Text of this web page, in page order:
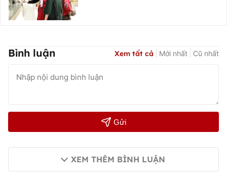
Bình luận Xem tất cả Mới nhất Cũ nhất
Gửi
XEM THÊM BÌNH LUẬN